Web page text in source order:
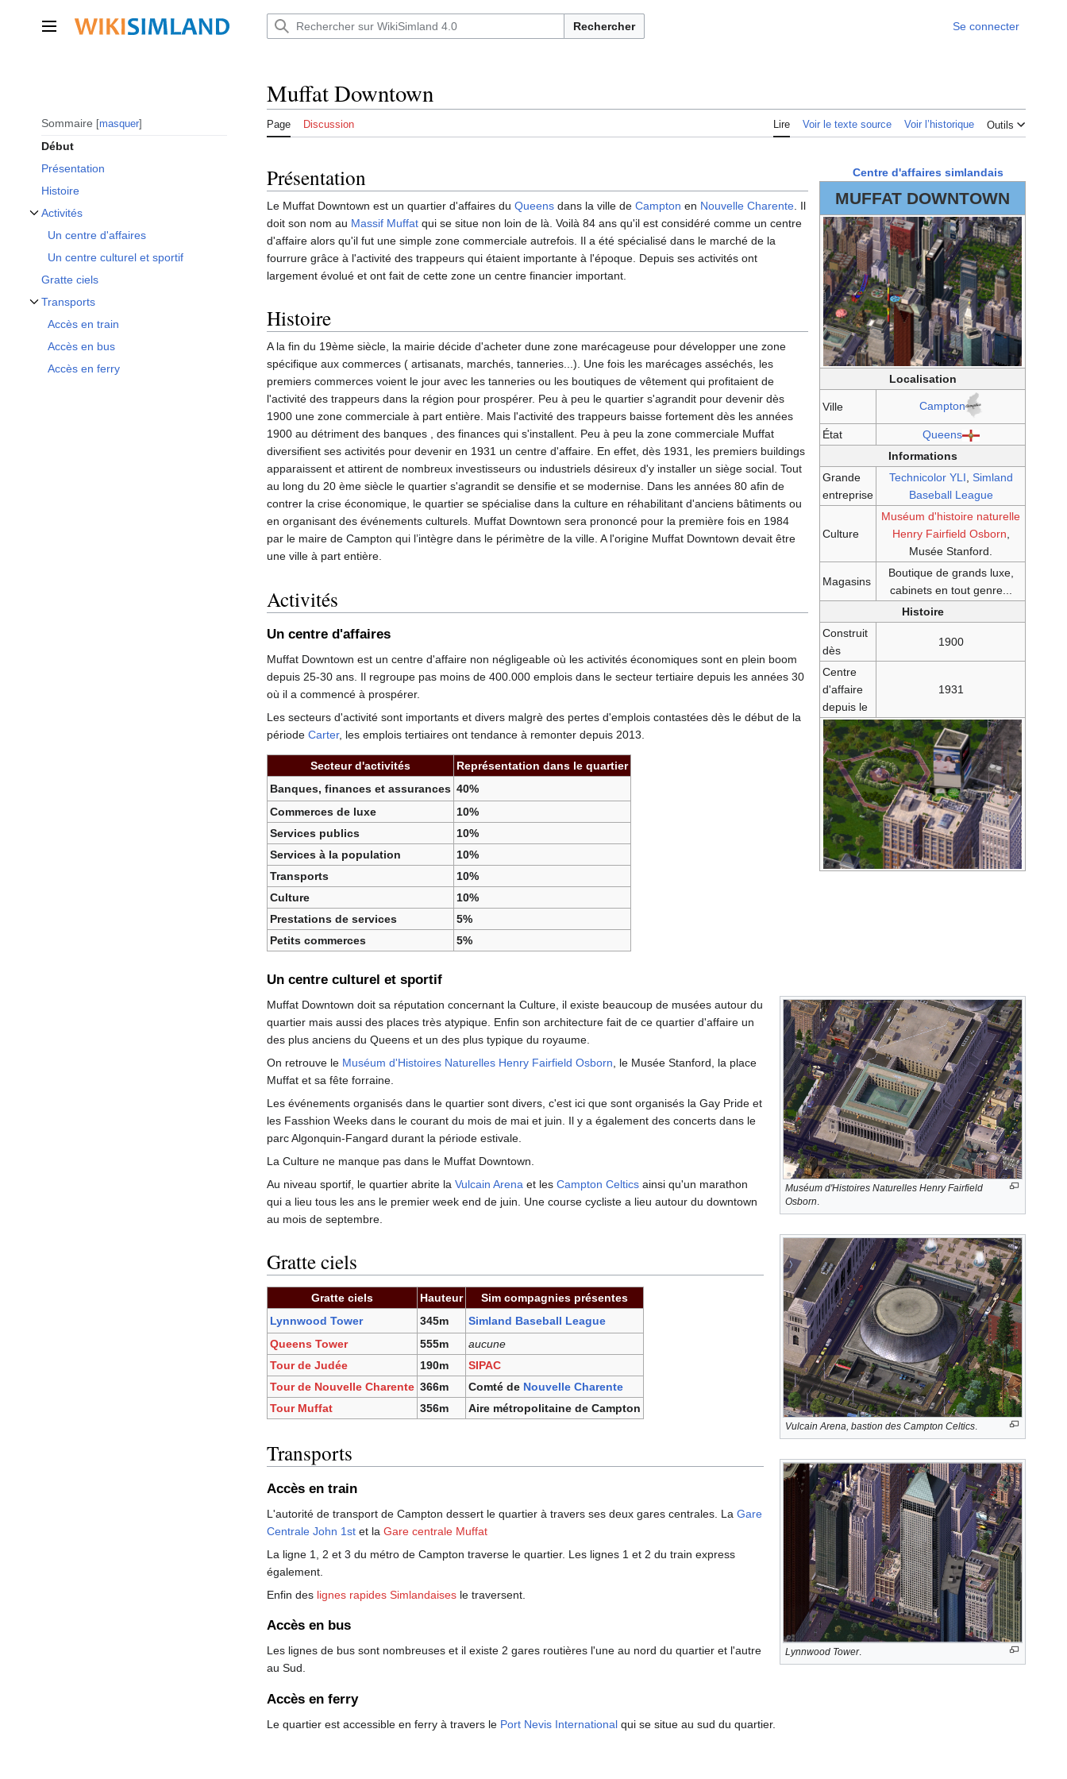
contenu Menu principal Rechercher Se connecter
Sommaire masquer
Début
Présentation
Histoire
Activités
Un centre d'affaires
Un centre culturel et sportif
Gratte ciels
Transports
Afficher / masquer la sous-section Transports
Accès en train
Accès en bus
Accès en ferry
Muffat Downtown
Page Discussion Lire Voir le texte source Voir l’historique Outils
Centre d'affaires simlandais
MUFFAT DOWNTOWN
Localisation
Ville Campton
État
Queens
Informations
Grande
entreprise
Technicolor YLI, Simland
Baseball League
Culture
Muséum d'histoire naturelle
Henry Fairfield Osborn,
Musée Stanford.
Magasins
Boutique de grands luxe,
cabinets en tout genre...
Histoire
Construit
dès
1900
Centre
d'affaire
depuis le
1931
Présentation
Le Muffat Downtown est un quartier d'affaires du Queens dans la ville de Campton en Nouvelle Charente. Il
doit son nom au Massif Muffat qui se situe non loin de là. Voilà 84 ans qu'il est considéré comme un centre
d'affaire alors qu'il fut une simple zone commerciale autrefois. Il a été spécialisé dans le marché de la
fourrure grâce à l'activité des trappeurs qui étaient importante à l'époque. Depuis ses activités ont
largement évolué et ont fait de cette zone un centre financier important.
Histoire
A la fin du 19ème siècle, la mairie décide d'acheter dune zone marécageuse pour développer une zone
spécifique aux commerces ( artisanats, marchés, tanneries...). Une fois les marécages asséchés, les
premiers commerces voient le jour avec les tanneries ou les boutiques de vêtement qui profitaient de
l'activité des trappeurs dans la région pour prospérer. Peu à peu le quartier s'agrandit pour devenir dès
1900 une zone commerciale à part entière. Mais l'activité des trappeurs baisse fortement dès les années
1900 au détriment des banques , des finances qui s'installent. Peu à peu la zone commerciale Muffat
diversifient ses activités pour devenir en 1931 un centre d'affaire. En effet, dès 1931, les premiers buildings
apparaissent et attirent de nombreux investisseurs ou industriels désireux d'y installer un siège social. Tout
au long du 20 ème siècle le quartier s'agrandit se densifie et se modernise. Dans les années 80 afin de
contrer la crise économique, le quartier se spécialise dans la culture en réhabilitant d'anciens bâtiments ou
en organisant des événements culturels. Muffat Downtown sera prononcé pour la première fois en 1984
par le maire de Campton qui l’intègre dans le périmètre de la ville. A l'origine Muffat Downtown devait être
une ville à part entière.
Activités
Un centre d'affaires
Muffat Downtown est un centre d'affaire non négligeable où les activités économiques sont en plein boom
depuis 25-30 ans. Il regroupe pas moins de 400.000 emplois dans le secteur tertiaire depuis les années 30
où il a commencé à prospérer.
Les secteurs d'activité sont importants et divers malgrè des pertes d'emplois contastées dès le début de la
période Carter, les emplois tertiaires ont tendance à remonter depuis 2013.
Secteur d'activités
Représentation dans le quartier
Banques, finances et assurances 40%
Commerces de luxe
10%
Services publics
10%
Services à la population
10%
Transports
10%
Culture
10%
Prestations de services
5%
Petits commerces
5%
Un centre culturel et sportif
Muséum d'Histoires Naturelles Henry Fairfield
Osborn
Vulcain Arena, bastion des Campton Celtics.
Muffat Downtown doit sa réputation concernant la Culture, il existe beaucoup de musées autour du
quartier mais aussi des places très atypique. Enfin son architecture fait de ce quartier d'affaire un
des plus anciens du Queens et un des plus typique du royaume.
On retrouve le Muséum d'Histoires Naturelles Henry Fairfield Osborn , le Musée Stanford, la place
Muffat et sa fête forraine.
Les événements organisés dans le quartier sont divers, c'est ici que sont organisés la Gay Pride et
les Fasshion Weeks dans le courant du mois de mai et juin. Il y a également des concerts dans le
parc Algonquin-Fangard durant la période estivale.
La Culture ne manque pas dans le Muffat Downtown.
Au niveau sportif, le quartier abrite la Vulcain Arena et les Campton Celtics ainsi qu'un marathon
qui a lieu tous les ans le premier week end de juin. Une course cycliste a lieu autour du downtown
au mois de septembre.
Gratte ciels
Lynnwood Tower.
Gratte ciels Hauteur
Sim compagnies présentes
Lynnwood Tower
345m
Simland Baseball League
Queens Tower
555m
aucune
Tour de Judée
190m
SIPAC
Tour de Nouvelle Charente 366m Comté de Nouvelle Charente
Tour Muffat
356m Aire métropolitaine de Campton
Transports
Accès en train
L'autorité de transport de Campton dessert le quartier à travers ses deux gares centrales. La Gare
Centrale John 1st et la Gare centrale Muffat
La ligne 1, 2 et 3 du métro de Campton traverse le quartier. Les lignes 1 et 2 du train express
également.
Enfin des lignes rapides Simlandaises le traversent.
Accès en bus
Les lignes de bus sont nombreuses et il existe 2 gares routières l'une au nord du quartier et l'autre
au Sud.
Accès en ferry
Le quartier est accessible en ferry à travers le Port Nevis International qui se situe au sud du quartier.